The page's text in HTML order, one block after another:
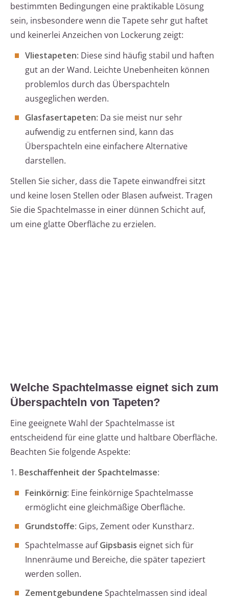
bestimmten Bedingungen eine praktikable Lösung
sein, insbesondere wenn die Tapete sehr gut haftet
und keinerlei Anzeichen von Lockerung zeigt:
Vliestapeten: Diese sind häufig stabil und haften
gut an der Wand. Leichte Unebenheiten können
problemlos durch das Überspachteln
ausgeglichen werden.
Glasfasertapeten: Da sie meist nur sehr
aufwendig zu entfernen sind, kann das
Überspachteln eine einfachere Alternative
darstellen.
Stellen Sie sicher, dass die Tapete einwandfrei sitzt
und keine losen Stellen oder Blasen aufweist. Tragen
Sie die Spachtelmasse in einer dünnen Schicht auf,
um eine glatte Oberfläche zu erzielen.
Welche Spachtelmasse eignet sich zum
Überspachteln von Tapeten?
Eine geeignete Wahl der Spachtelmasse ist
entscheidend für eine glatte und haltbare Oberfläche.
Beachten Sie folgende Aspekte:
1. Beschaffenheit der Spachtelmasse:
Feinkörnig: Eine feinkörnige Spachtelmasse
ermöglicht eine gleichmäßige Oberfläche.
Grundstoffe: Gips, Zement oder Kunstharz.
Spachtelmasse aufGipsbasis eignet sich für
Innenräume und Bereiche, die später tapeziert
werden sollen.
Zementgebundene Spachtelmassen sind ideal